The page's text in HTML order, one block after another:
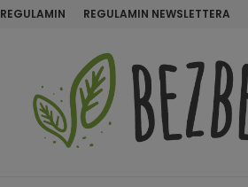
REGULAMIN REGULAMIN NEWSLETTERA